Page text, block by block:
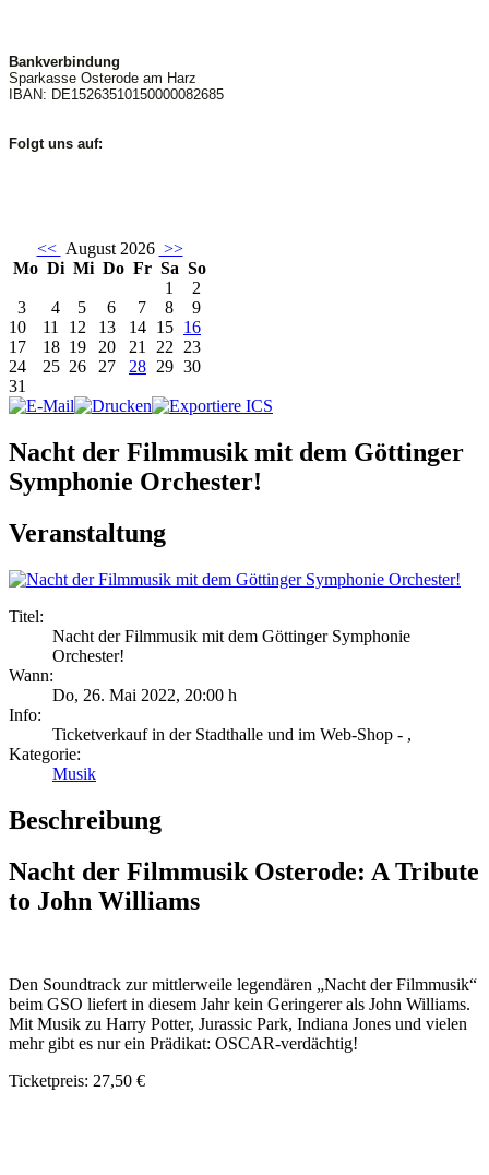
Bankverbindung
Sparkasse Osterode am Harz
IBAN: DE15263510150000082685
Folgt uns auf:
<< August 2026 >>
Mo Di Mi Do Fr Sa So
1
2
3
4 5 6 7 8
9
10
11 12 13 14 15 16
17
18 19 20 21 22 23
24
25 26 27 28 29 30
31
Nacht der Filmmusik mit dem Göttinger
Symphonie Orchester!
Veranstaltung
Titel:
Nacht der Filmmusik mit dem Göttinger Symphonie
Orchester!
Wann:
Do, 26. Mai 2022, 20:00 h
Info:
Ticketverkauf in der Stadthalle und im Web-Shop - ,
Kategorie:
Musik
Beschreibung
Nacht der Filmmusik Osterode: A Tribute
to John Williams
Den Soundtrack zur mittlerweile legendären „Nacht der Filmmusik“
beim GSO liefert in diesem Jahr kein Geringerer als John Williams.
Mit Musik zu Harry Potter, Jurassic Park, Indiana Jones und vielen
mehr gibt es nur ein Prädikat: OSCAR-verdächtig!
Ticketpreis: 27,50 €